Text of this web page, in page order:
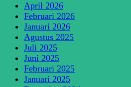
April 2026
Februari 2026
Januari 2026
Agustus 2025
Juli 2025
Juni 2025
Februari 2025
Januari 2025